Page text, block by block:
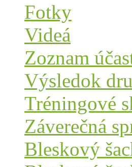
Fotky
Videá
Zoznam
Výsledok
Tréningové
Záverečná
Bleskový